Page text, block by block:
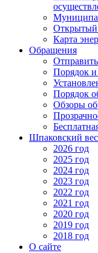
Карта
Обращения
Порядок
Порядок
Обзоры
Шпаковский
2026 год
2025 год
2024 год
2023 год
2022 год
2021 год
2020 год
2019 год
2018 год
О сайте